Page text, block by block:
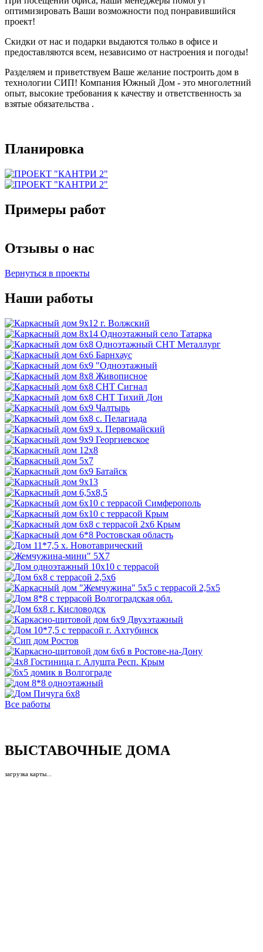
оптимизировать Ваши возможности под понравившийся
проект!
Скидки от нас и подарки выдаются только в офисе и
предоставляются всем, независимо от настроения и погоды!
Разделяем и приветствуем Ваше желание построить дом в
технологии СИП! Компания Южный Дом - это многолетний
опыт, высокие требования к качеству и ответственность за
взятые обязательства .
Планировка
Примеры работ
Отзывы о нас
Вернуться в проекты
Наши работы
Все работы
ВЫСТАВОЧНЫЕ ДОМА
загрузка карты...